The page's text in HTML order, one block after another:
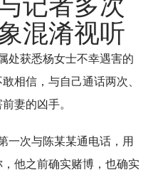
记者多次
混淆视听
处获悉杨女士不幸遇害的
相信，与自己通话两次、
妻的凶手。
一次与陈某某通电话，用
他之前确实赌博，也确实